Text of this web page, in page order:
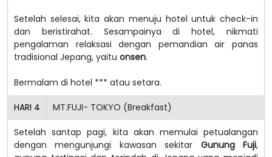
Setelah selesai, kita akan menuju hotel untuk check-in
dan beristirahat. Sesampainya di hotel, nikmati
pengalaman relaksasi dengan pemandian air panas
tradisional Jepang, yaitu onsen.
Bermalam di hotel *** atau setara.
HARI 4 MT.FUJI- TOKYO (Breakfast)
Setelah santap pagi, kita akan memulai petualangan
dengan mengunjungi kawasan sekitar Gunung Fuji,